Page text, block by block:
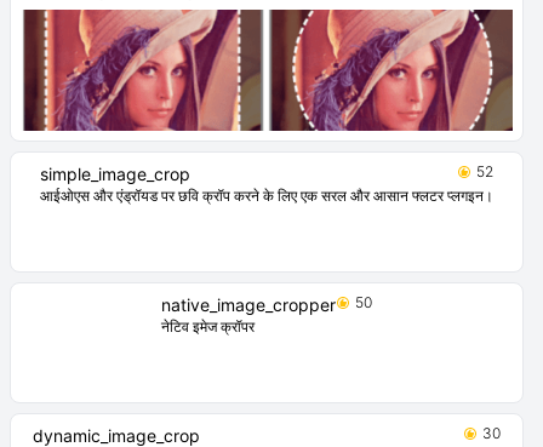
simple_image_crop
52
आईओएस और एंड्रॉयड पर छवि क्रॉप करने के लिए एक सरल और आसान फ्लटर प्लगइन।
native_image_cropper
50
नेटिव इमेज क्रॉपर
dynamic_image_crop
30